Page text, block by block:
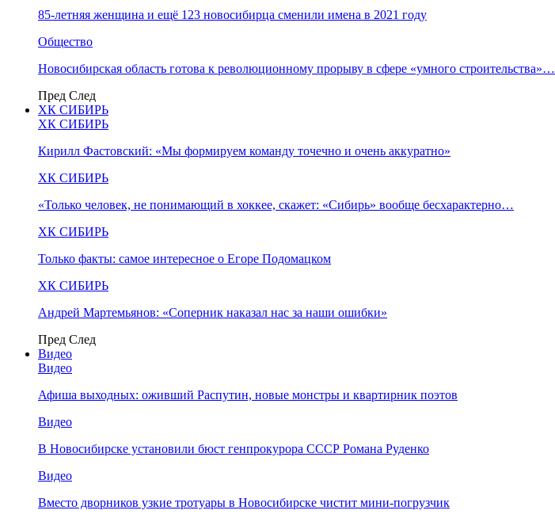
85-летняя женщина и ещё 123 новосибирца сменили имена в 2021 году
Общество
Новосибирская область готова к революционному прорыву в сфере «умного строительства»…
Пред След
ХК СИБИРЬ
ХК СИБИРЬ
Кирилл Фастовский: «Мы формируем команду точечно и очень аккуратно»
ХК СИБИРЬ
«Только человек, не понимающий в хоккее, скажет: «Сибирь» вообще бесхарактерно…
ХК СИБИРЬ
Только факты: самое интересное о Егоре Подомацком
ХК СИБИРЬ
Андрей Мартемьянов: «Соперник наказал нас за наши ошибки»
Пред След
Видео
Видео
Афиша выходных: оживший Распутин, новые монстры и квартирник поэтов
Видео
В Новосибирске установили бюст генпрокурора СССР Романа Руденко
Видео
Вместо дворников узкие тротуары в Новосибирске чистит мини-погрузчик